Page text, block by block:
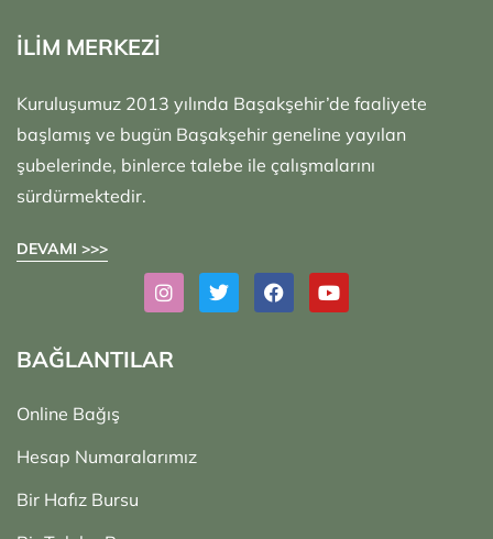
İLİM MERKEZİ
Kuruluşumuz 2013 yılında Başakşehir’de faaliyete
başlamış ve bugün Başakşehir geneline yayılan
şubelerinde, binlerce talebe ile çalışmalarını
sürdürmektedir.
DEVAMI >>>
BAĞLANTILAR
Online Bağış
Hesap Numaralarımız
Bir Hafız Bursu